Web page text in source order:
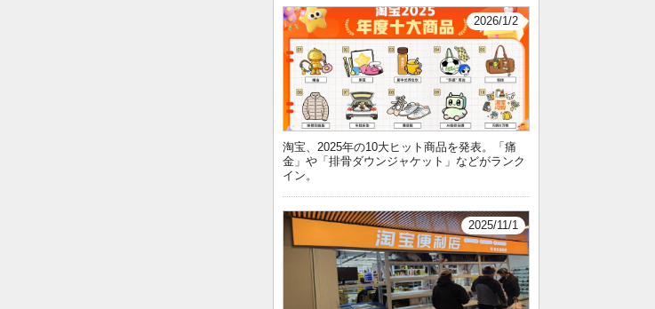
2026/1/2
淘宝、2025年の10大ヒット商品を発表。「痛
金」や「排骨ダウンジャケット」などがランク
イン。
2025/11/1